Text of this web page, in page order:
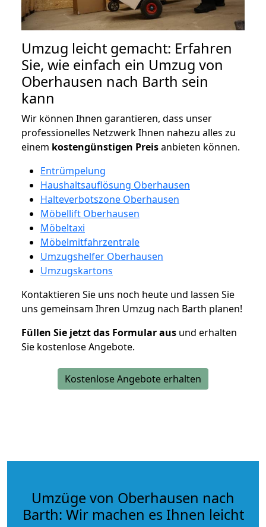
Umzug leicht gemacht: Erfahren
Sie, wie einfach ein Umzug von
Oberhausen nach Barth sein
kann
Wir können Ihnen garantieren, dass unser
professionelles Netzwerk Ihnen nahezu alles zu
einem kostengünstigen Preisanbieten können.
Entrümpelung
Haushaltsauflösung Oberhausen
Halteverbotszone Oberhausen
Möbellift Oberhausen
Möbeltaxi
Möbelmitfahrzentrale
Umzugshelfer Oberhausen
Umzugskartons
Kontaktieren Sie uns noch heute und lassen Sie
uns gemeinsam Ihren Umzug nach Barth planen!
Füllen Sie jetzt das Formular aus und erhalten
Sie kostenlose Angebote.
Kostenlose Angebote erhalten
Umzüge von Oberhausen nach
Barth: Wir machen es Ihnen leicht